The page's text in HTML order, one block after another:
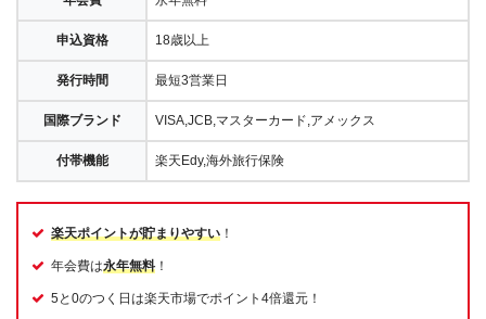
申込資格 18歳以上
発行時間 最短3営業日
国際ブランド VISA,JCB,マスターカード,アメックス
付帯機能 楽天Edy,海外旅行保険
楽天ポイントが貯まりやすい ！
年会費は永年無料 ！
5と0のつく日は楽天市場でポイント4倍還元！